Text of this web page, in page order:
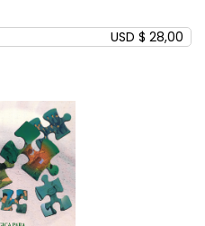
USD $ 28,00